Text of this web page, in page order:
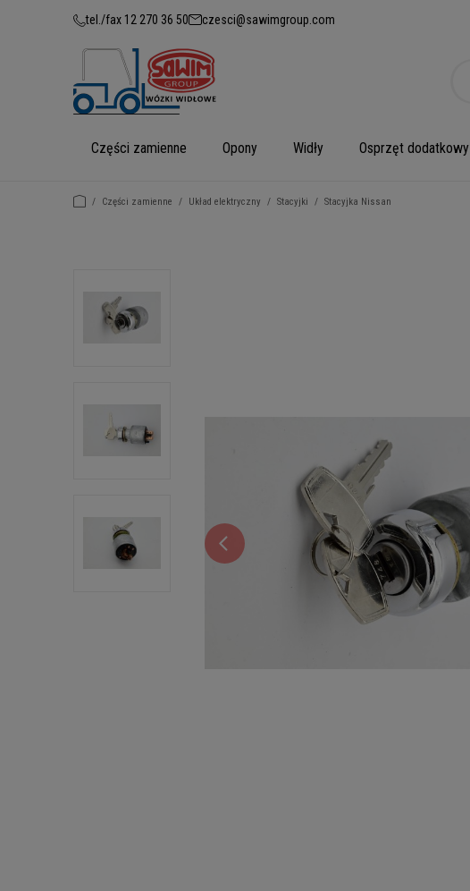
tel./fax 12 270 36 50 czesci@sawimgroup.com
Części zamienne Opony Widły Osprzęt dodatkowy
/ Części zamienne / Układ elektryczny / Stacyjki / Stacyjka Nissan